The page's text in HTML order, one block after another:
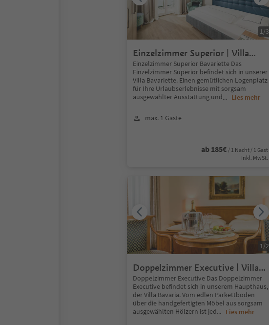
Einzelzimmer Superior | Villa
Bavariette
Einzelzimmer Superior Bavariette Das
Einzelzimmer Superior befindet sich in unserer
Villa Bavariette. Einen gemütlichen Logenplatz
für Ihre Urlaubserlebnisse mit sorgsam
ausgewählter Ausstattung und... Lies mehr
max. 1 Gäste
ab 185€ / 1 Nacht / 1 Gast
Inkl. MwSt.
1/3
Doppelzimmer Executive | Villa
Bavaria
Doppelzimmer Executive Das Doppelzimmer
Executive befindet sich in unserem Haupthaus,
der Villa Bavaria. Vom edlen Parkettboden
über die handgefertigten Möbel aus sorgsam
ausgewählten Hölzern ist jed... Lies mehr
1/2